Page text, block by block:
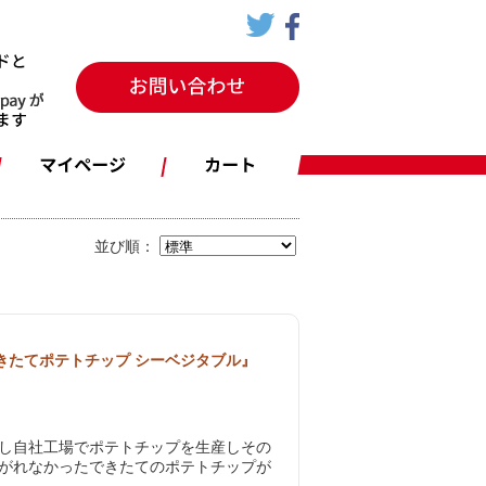
並び順：
てポテトチップ シーベジタブル』
自社工場でポテトチップを生産しその
れなかったできたてのポテトチップが